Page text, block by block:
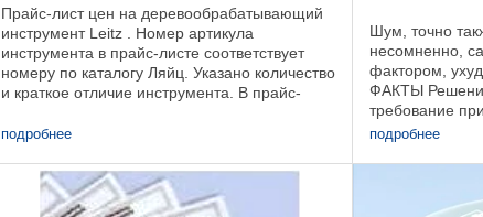
Прайс-лист цен на деревообрабатывающий
инструмент Leitz . Номер артикула
инструмента в прайс-листе соответствует
номеру по каталогу Ляйц. Указано количество
и краткое отличие инструмента. В прайс-
продаж. Вы можете ...
подробнее
Шум, точно
несомненно,
фактором,
ФАКТЫ
требование
инструментов
подробнее